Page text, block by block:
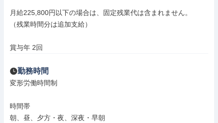
月給225,800円以下の場合は、固定残業代は含まれません。
（残業時間分は追加支給）
賞与年 2回
勤務時間
変形労働時間制
時間帯
朝、昼、夕方・夜、深夜・早朝